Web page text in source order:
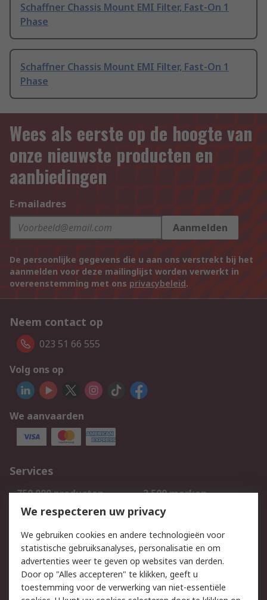
Schaffner Chassis Mount EMI Filter, Fast-On 1
Phase
Schaffner Chassis Mount EMI Filter, Fast-On 1
Phase
Wees als eerste op de hoogte van
onze nieuwste producten en
aanbiedingen
E-mailadres
Aanmelden
De persoonlijke gegevens die u aan ons verstrekt bij het
aanmelden voor deze mailinglijst worden verwerkt in
overeenstemming met ons privacybeleid.
Neem contact op
023 51 66 555
Volg ons op
We aanvaarden
Services
750.000 producten
2.500 merken
Bestellen
Inkoopoplossingen
Track & Trace
Wettelijk
Cookiebeleid Email veiligheid
We respecteren uw privacy
We gebruiken cookies en andere technologieën voor
statistische gebruiksanalyses, personalisatie en om
advertenties weer te geven op websites van derden.
Door op "Alles accepteren" te klikken, geeft u
toestemming voor de verwerking van niet-essentiële